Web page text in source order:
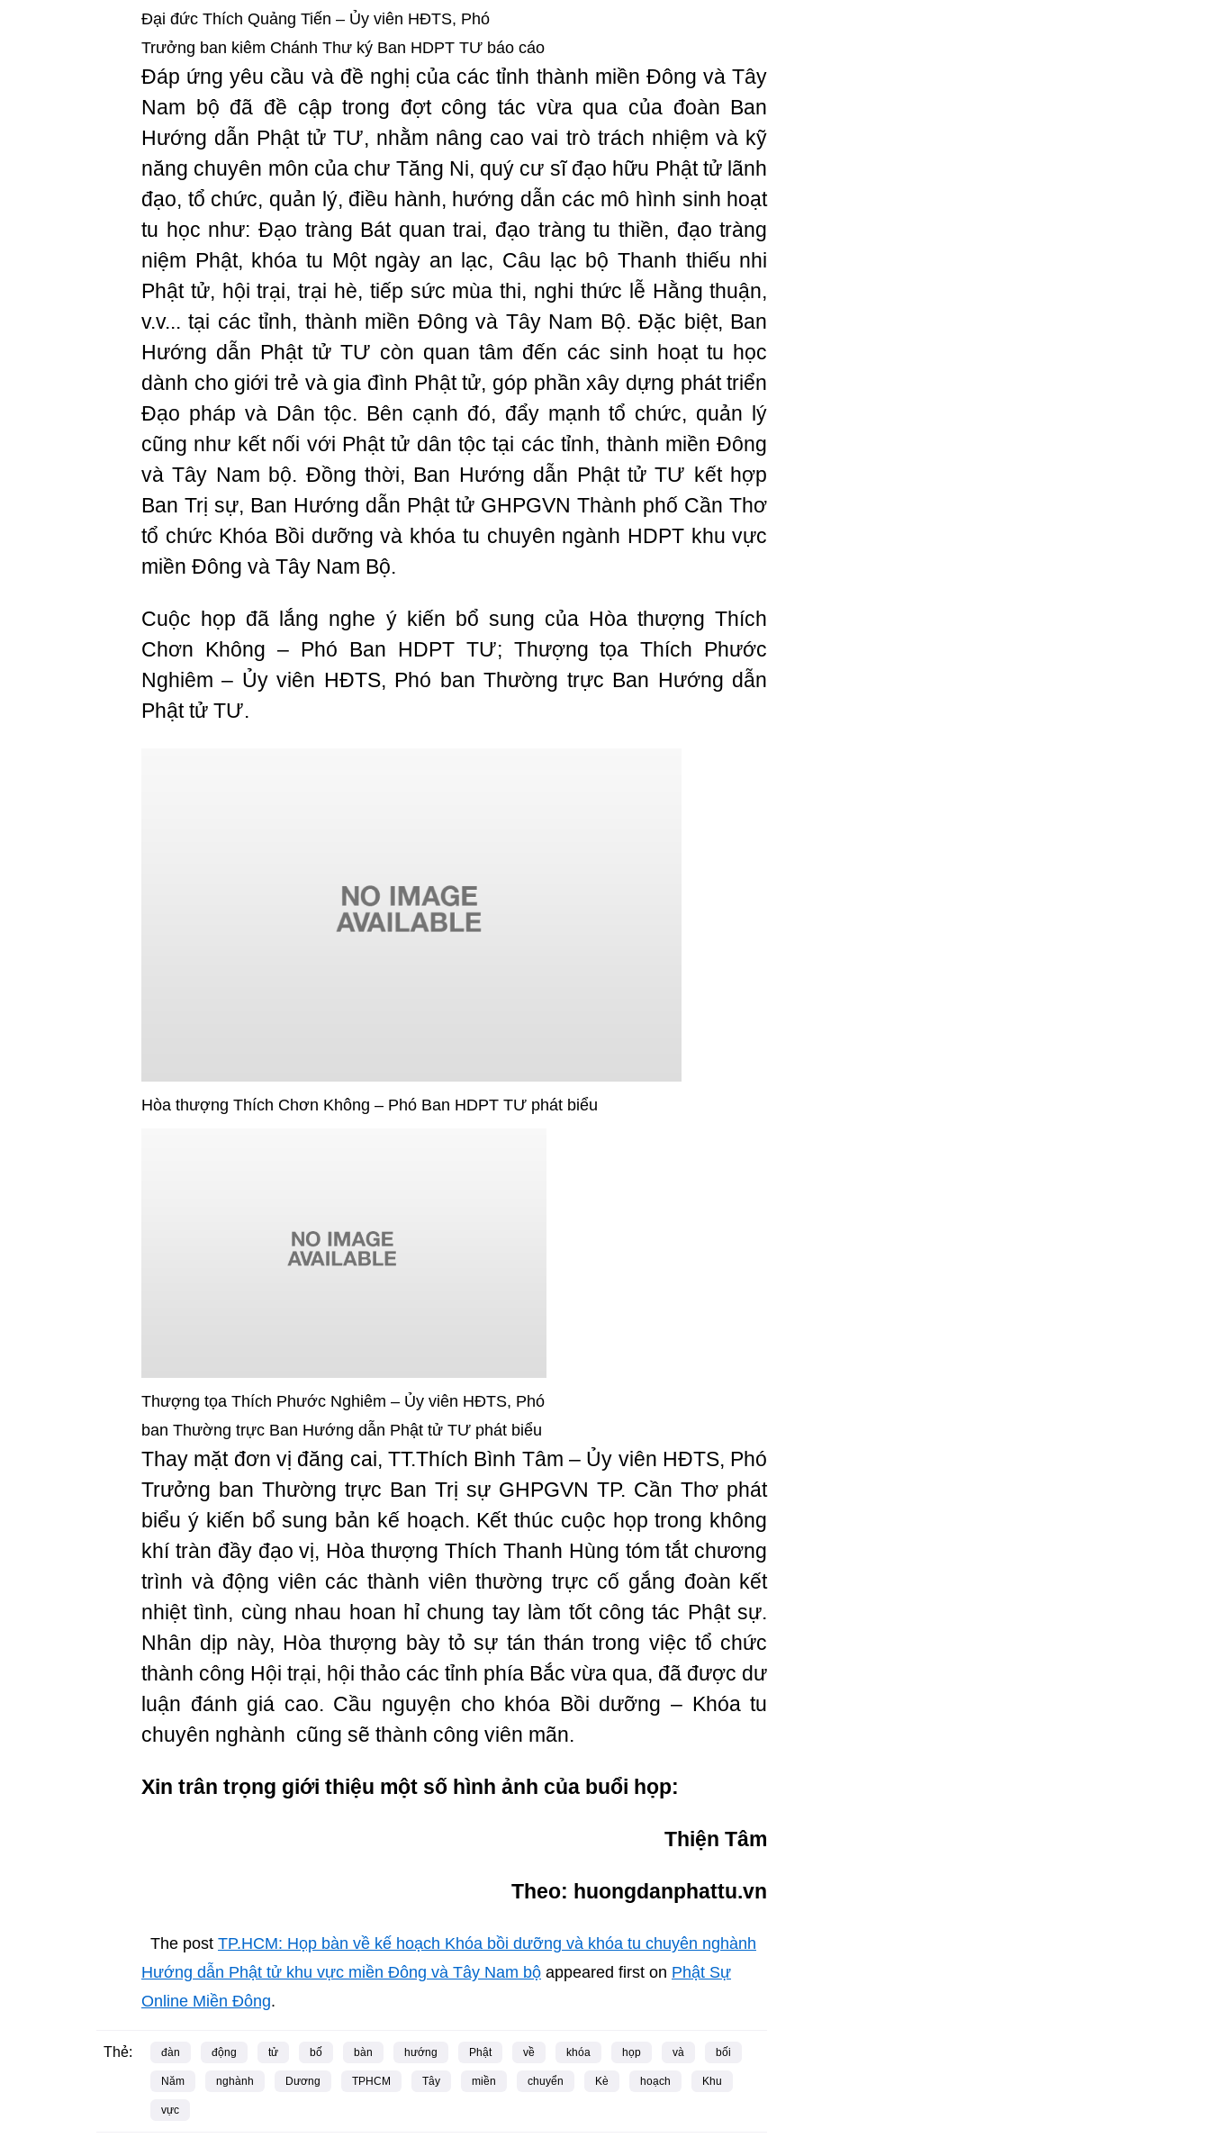
Đại đức Thích Quảng Tiến – Ủy viên HĐTS, Phó
Trưởng ban kiêm Chánh Thư ký Ban HDPT TƯ báo cáo
Đáp ứng yêu cầu và đề nghị của các tỉnh thành miền Đông và Tây
Nam bộ đã đề cập trong đợt công tác vừa qua của đoàn Ban
Hướng dẫn Phật tử TƯ, nhằm nâng cao vai trò trách nhiệm và kỹ
năng chuyên môn của chư Tăng Ni, quý cư sĩ đạo hữu Phật tử lãnh
đạo, tổ chức, quản lý, điều hành, hướng dẫn các mô hình sinh hoạt
tu học như: Đạo tràng Bát quan trai, đạo tràng tu thiền, đạo tràng
niệm Phật, khóa tu Một ngày an lạc, Câu lạc bộ Thanh thiếu nhi
Phật tử, hội trại, trại hè, tiếp sức mùa thi, nghi thức lễ Hằng thuận,
v.v... tại các tỉnh, thành miền Đông và Tây Nam Bộ. Đặc biệt, Ban
Hướng dẫn Phật tử TƯ còn quan tâm đến các sinh hoạt tu học
dành cho giới trẻ và gia đình Phật tử, góp phần xây dựng phát triển
Đạo pháp và Dân tộc. Bên cạnh đó, đẩy mạnh tổ chức, quản lý
cũng như kết nối với Phật tử dân tộc tại các tỉnh, thành miền Đông
và Tây Nam bộ. Đồng thời, Ban Hướng dẫn Phật tử TƯ kết hợp
Ban Trị sự, Ban Hướng dẫn Phật tử GHPGVN Thành phố Cần Thơ
tổ chức Khóa Bồi dưỡng và khóa tu chuyên ngành HDPT khu vực
miền Đông và Tây Nam Bộ.
Cuộc họp đã lắng nghe ý kiến bổ sung của Hòa thượng Thích
Chơn Không – Phó Ban HDPT TƯ; Thượng tọa Thích Phước
Nghiêm – Ủy viên HĐTS, Phó ban Thường trực Ban Hướng dẫn
Phật tử TƯ.
Hòa thượng Thích Chơn Không – Phó Ban HDPT TƯ phát biểu
Thượng tọa Thích Phước Nghiêm – Ủy viên HĐTS, Phó
ban Thường trực Ban Hướng dẫn Phật tử TƯ phát biểu
Thay mặt đơn vị đăng cai, TT.Thích Bình Tâm – Ủy viên HĐTS, Phó
Trưởng ban Thường trực Ban Trị sự GHPGVN TP. Cần Thơ phát
biểu ý kiến bổ sung bản kế hoạch. Kết thúc cuộc họp trong không
khí tràn đầy đạo vị, Hòa thượng Thích Thanh Hùng tóm tắt chương
trình và động viên các thành viên thường trực cố gắng đoàn kết
nhiệt tình, cùng nhau hoan hỉ chung tay làm tốt công tác Phật sự.
Nhân dịp này, Hòa thượng bày tỏ sự tán thán trong việc tổ chức
thành công Hội trại, hội thảo các tỉnh phía Bắc vừa qua, đã được dư
luận đánh giá cao. Cầu nguyện cho khóa Bồi dưỡng – Khóa tu
chuyên nghành cũng sẽ thành công viên mãn.
Xin trân trọng giới thiệu một số hình ảnh của buổi họp:
Thiện Tâm
Theo: huongdanphattu.vn
The post TP.HCM: Họp bàn về kế hoạch Khóa bồi dưỡng và khóa tu chuyên nghành
Hướng dẫn Phật tử khu vực miền Đông và Tây Nam bộ appeared first on Phật Sự
Online Miền Đông.
Thẻ: đàn động tử bố bàn hướng Phật về khóa họp và bối
Năm nghành Dương TPHCM Tây miền chuyển Kè hoạch Khu
vực